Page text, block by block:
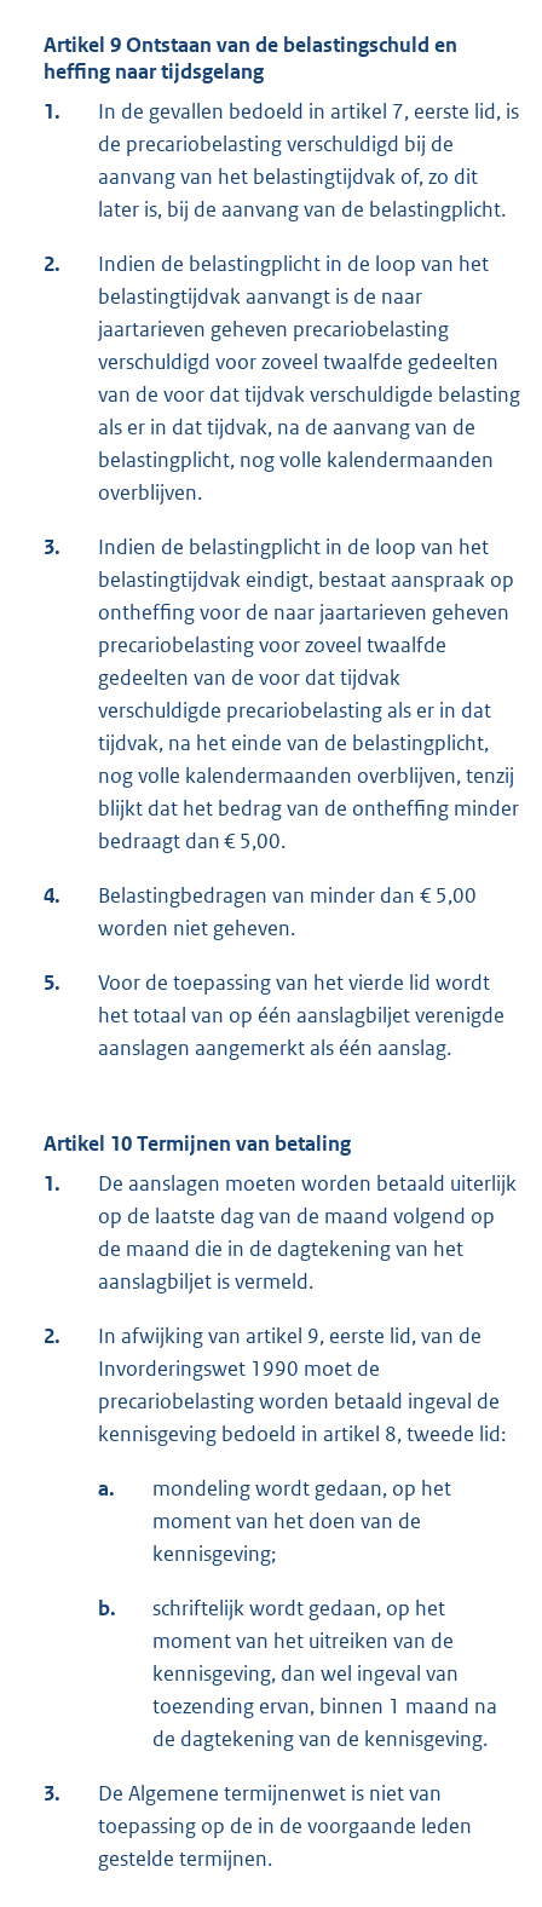
Artikel 9 Ontstaan van de belastingschuld en
heffing naar tijdsgelang
1.
In de gevallen bedoeld in artikel 7, eerste lid, is
de precariobelasting verschuldigd bij de
aanvang van het belastingtijdvak of, zo dit
later is, bij de aanvang van de belastingplicht.
2.
Indien de belastingplicht in de loop van het
belastingtijdvak aanvangt is de naar
jaartarieven geheven precariobelasting
verschuldigd voor zoveel twaalfde gedeelten
van de voor dat tijdvak verschuldigde belasting
als er in dat tijdvak, na de aanvang van de
belastingplicht, nog volle kalendermaanden
overblijven.
3.
Indien de belastingplicht in de loop van het
belastingtijdvak eindigt, bestaat aanspraak op
ontheffing voor de naar jaartarieven geheven
precariobelasting voor zoveel twaalfde
gedeelten van de voor dat tijdvak
verschuldigde precariobelasting als er in dat
tijdvak, na het einde van de belastingplicht,
nog volle kalendermaanden overblijven, tenzij
blijkt dat het bedrag van de ontheffing minder
bedraagt dan € 5,00.
4.
Belastingbedragen van minder dan € 5,00
worden niet geheven.
5.
Voor de toepassing van het vierde lid wordt
het totaal van op één aanslagbiljet verenigde
aanslagen aangemerkt als één aanslag.
Artikel 10 Termijnen van betaling
1.
De aanslagen moeten worden betaald uiterlijk
op de laatste dag van de maand volgend op
de maand die in de dagtekening van het
aanslagbiljet is vermeld.
2.
In afwijking van artikel 9, eerste lid, van de
Invorderingswet 1990 moet de
precariobelasting worden betaald ingeval de
kennisgeving bedoeld in artikel 8, tweede lid:
a.
mondeling wordt gedaan, op het
moment van het doen van de
kennisgeving;
b.
schriftelijk wordt gedaan, op het
moment van het uitreiken van de
kennisgeving, dan wel ingeval van
toezending ervan, binnen 1 maand na
de dagtekening van de kennisgeving.
3.
De Algemene termijnenwet is niet van
toepassing op de in de voorgaande leden
gestelde termijnen.